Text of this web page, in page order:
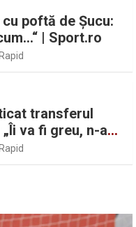
poftă de Șucu:
| Sport.ro
transferul
va fi greu, n-am